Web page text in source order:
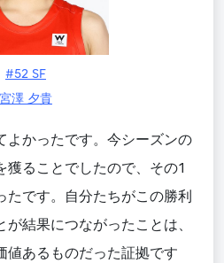
#52 SF
宮澤 夕貴
よかったです。今シーズンの
獲ることでしたので、その1
たです。自分たちがこの勝利
結果につながったことは、
値あるものだった証拠です